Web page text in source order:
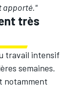
apporté."
très
travail intensif
semaines.
notamment